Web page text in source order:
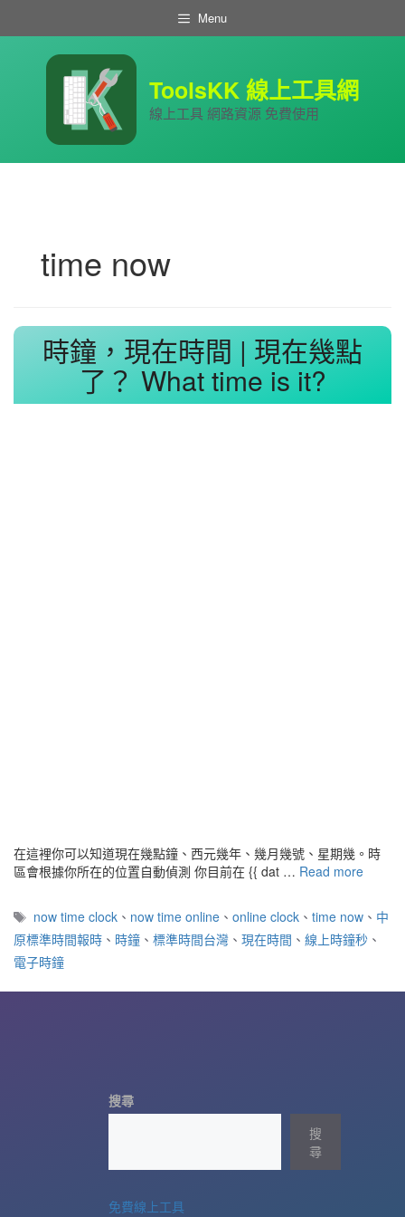
Menu
ToolsKK 線上工具網
線上工具 網路資源 免費使用
time now
時鐘，現在時間 | 現在幾點
了？ What time is it?
在這裡你可以知道現在幾點鐘、西元幾年、幾月幾號、星期幾。時
區會根據你所在的位置自動偵測 你目前在 {{ dat … Read more
標
籤
now time clock 、 now time online 、online clock 、time now 、 中
原標準時間報時 、 時鐘 、 標準時間台灣 、 現在時間 、 線上時鐘秒 、
電子時鐘
搜尋
搜
尋
免費線上工具